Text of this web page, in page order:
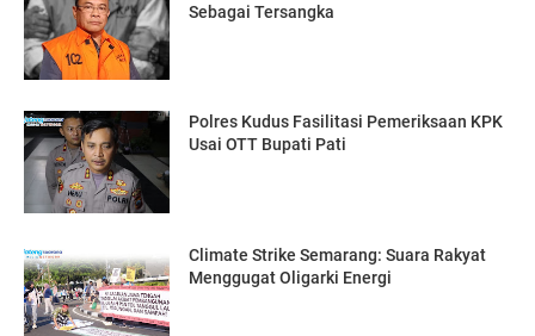
Sebagai Tersangka
Polres Kudus Fasilitasi Pemeriksaan KPK
Usai OTT Bupati Pati
Climate Strike Semarang: Suara Rakyat
Menggugat Oligarki Energi